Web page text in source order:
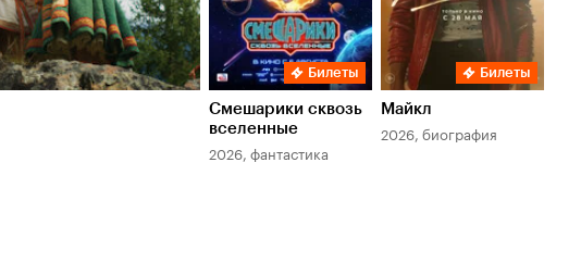
Билеты
Смешарики сквозь
вселенные
2026, фантастика
Билеты
Майкл
2026, биография